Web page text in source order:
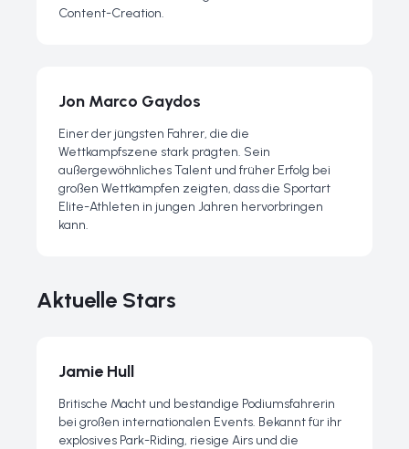
Content-Creation.
Jon Marco Gaydos
Einer der jüngsten Fahrer, die die
Wettkampfszene stark prägten. Sein
außergewöhnliches Talent und früher Erfolg bei
großen Wettkämpfen zeigten, dass die Sportart
Elite-Athleten in jungen Jahren hervorbringen
kann.
Aktuelle Stars
Jamie Hull
Britische Macht und beständige Podiumsfahrerin
bei großen internationalen Events. Bekannt für ihr
explosives Park-Riding, riesige Airs und die